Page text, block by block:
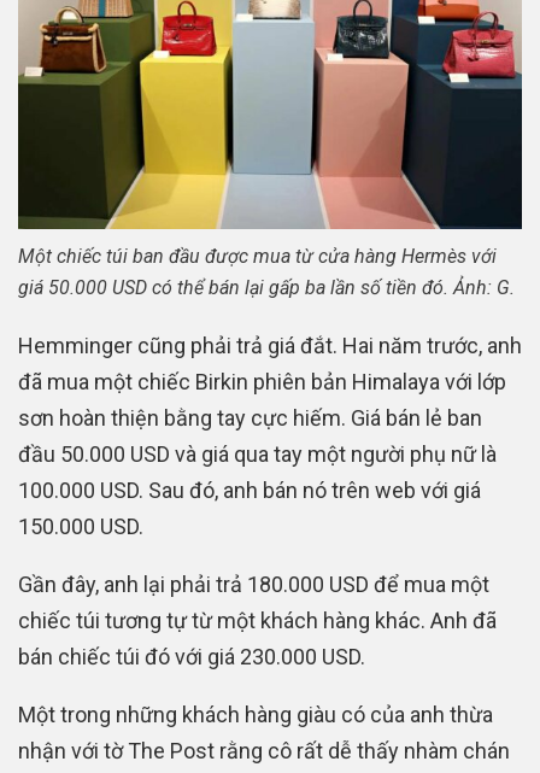
Một chiếc túi ban đầu được mua từ cửa hàng Hermès với
giá 50.000 USD có thể bán lại gấp ba lần số tiền đó. Ảnh: G.
Hemminger cũng phải trả giá đắt. Hai năm trước, anh
đã mua một chiếc Birkin phiên bản Himalaya với lớp
sơn hoàn thiện bằng tay cực hiếm. Giá bán lẻ ban
đầu 50.000 USD và giá qua tay một người phụ nữ là
100.000 USD. Sau đó, anh bán nó trên web với giá
150.000 USD.
Gần đây, anh lại phải trả 180.000 USD để mua một
chiếc túi tương tự từ một khách hàng khác. Anh đã
bán chiếc túi đó với giá 230.000 USD.
Một trong những khách hàng giàu có của anh thừa
nhận với tờ The Post rằng cô rất dễ thấy nhàm chán